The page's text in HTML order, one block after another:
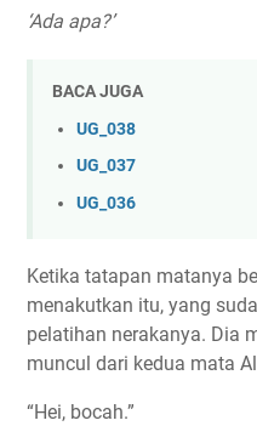
‘Ada apa?’
BACA JUGA
UG_038
UG_037
UG_036
Ketika tatapan matanya
menakutkan itu, yang
pelatihan nerakanya. Dia
muncul dari kedua mata
“Hei, bocah.”